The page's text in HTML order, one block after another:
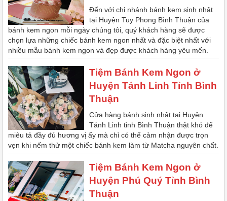
Đến với chi nhánh bánh kem sinh nhật
tại Huyện Tuy Phong Bình Thuận của
bánh kem ngon mỗi ngày chúng tôi, quý khách hàng sẽ được
chọn lựa những chiếc bánh kem ngon nhất và đặc biệt nhất với
nhiều mẫu bánh kem ngon và đẹp được khách hàng yêu mến.
Tiệm Bánh Kem Ngon ở
Huyện Tánh Linh Tỉnh Bình
Thuận
Cửa hàng bánh sinh nhật tại Huyện
Tánh Linh tỉnh Bình Thuận thật khó để
miêu tả đầy đủ hương vị ấy mà chỉ có thể cảm nhận được trọn
vẹn khi nếm thử một chiếc bánh kem làm từ Matcha nguyên chất.
Tiệm Bánh Kem Ngon ở
Huyện Phú Quý Tỉnh Bình
Thuận